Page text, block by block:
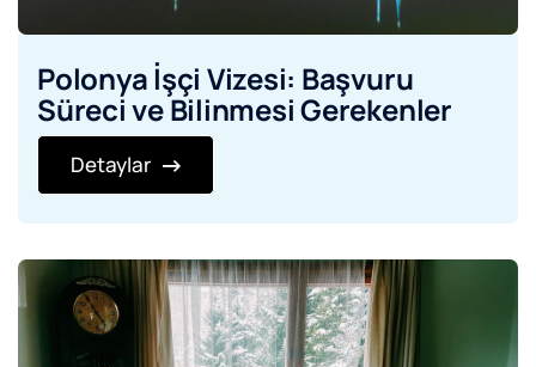
Polonya İşçi Vizesi: Başvuru
Süreci ve Bilinmesi Gerekenler
Detaylar